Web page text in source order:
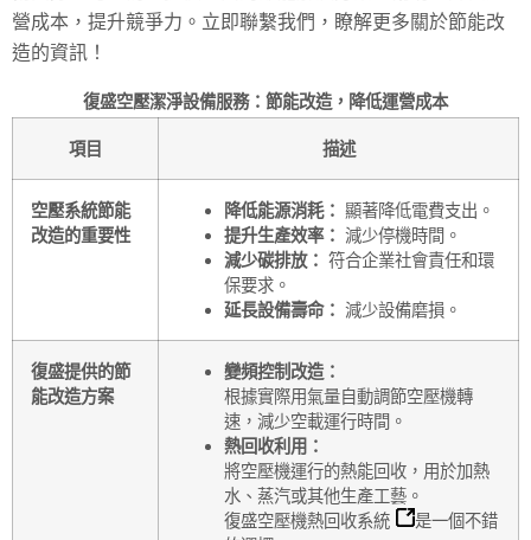
營成本，提升競爭力。立即聯繫我們，瞭解更多關於節能改
造的資訊！
復盛空壓潔淨設備服務：節能改造，降低運營成本
項目 描述
空壓系統節能
改造的重要性
降低能源消耗： 顯著降低電費支出。
提升生產效率： 減少停機時間。
減少碳排放： 符合企業社會責任和環
保要求。
延長設備壽命： 減少設備磨損。
復盛提供的節
能改造方案
變頻控制改造：
根據實際用氣量自動調節空壓機轉
速，減少空載運行時間。
熱回收利用：
將空壓機運行的熱能回收，用於加熱
水、蒸汽或其他生產工藝。
復盛空壓機熱回收系統
是一個不錯